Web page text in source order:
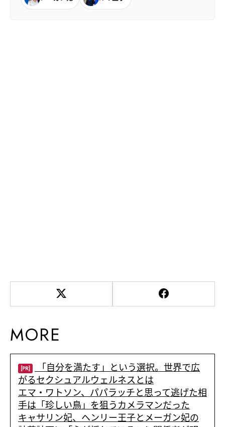
MORE
[PR]
「自分を満たす」という選択。世界で広
がるセクシュアルウェルネスとは
エマ・ワトソン、パパラッチと思って逃げた相
手は「珍しい鳥」を狙うカメラマンだった
キャサリン妃、ヘンリー王子とメーガン妃の